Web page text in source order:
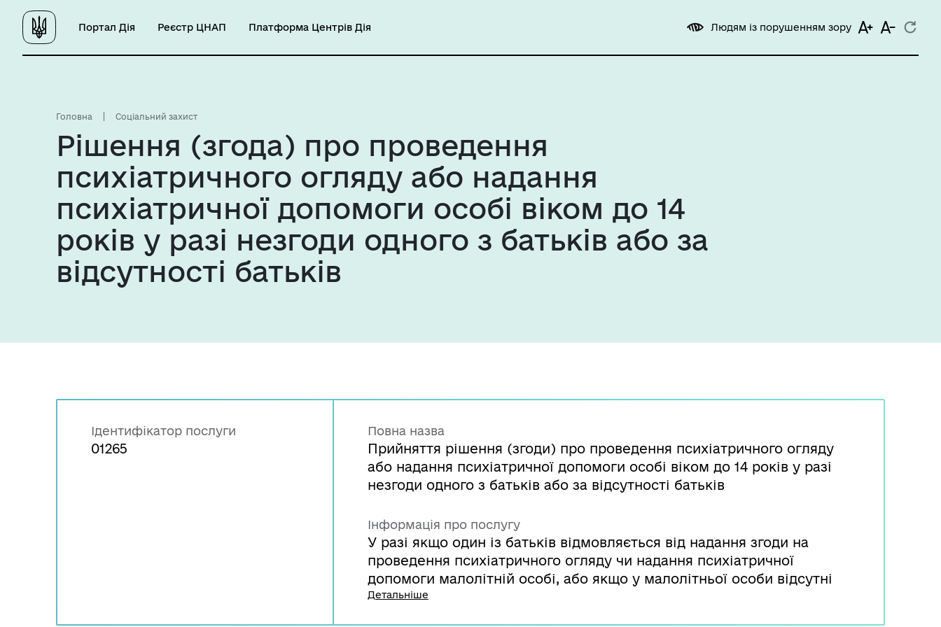
Портал Дія Реєстр ЦНАП Платформа Центрів Дія Людям із порушенням зору
Головна Соціальний захист
Рішення (згода) про проведення
психіатричного огляду або надання
психіатричної допомоги особі віком до 14
років у разі незгоди одного з батьків або за
відсутності батьків
Ідентифікатор послуги
01265
Повна назва
Прийняття рішення (згоди) про проведення психіатричного огляду
або надання психіатричної допомоги особі віком до 14 років у разі
незгоди одного з батьків або за відсутності батьків
Інформація про послугу
У разі якщо один із батьків відмовляється від надання згоди на
проведення психіатричного огляду чи надання психіатричної
допомоги малолітній особі, або якщо у малолітньої особи відсутні
батьки, потрібно отримати таку згоду від органу опіки та піклування.
Детальніше